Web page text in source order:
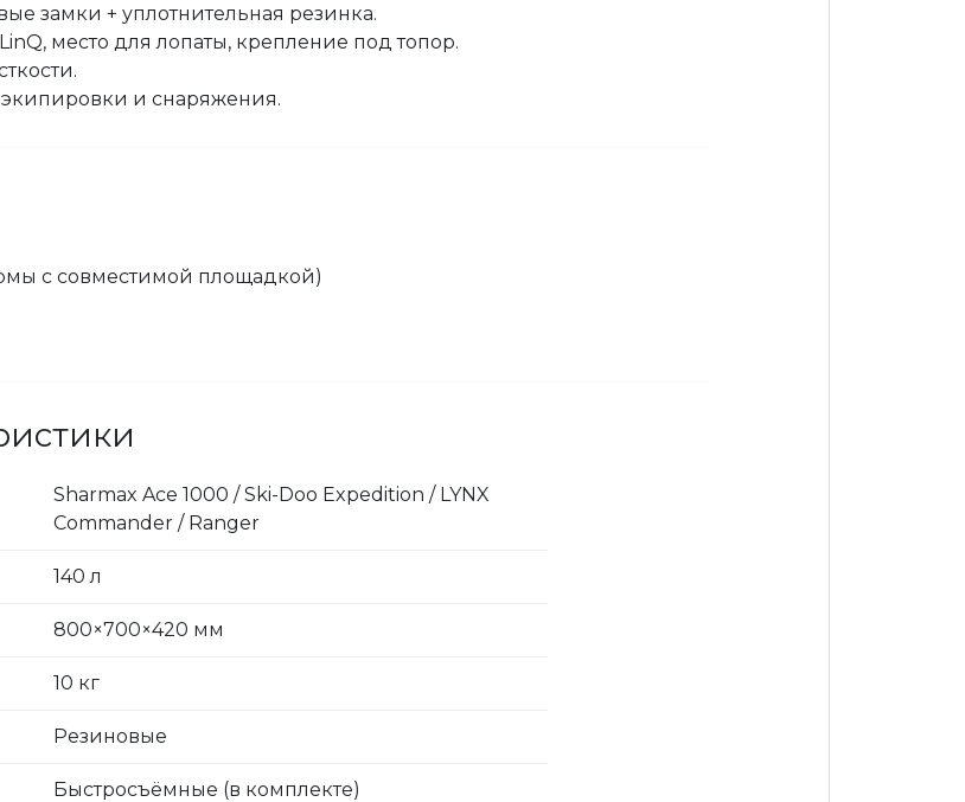
замки + уплотнительная резинка.
место для лопаты, крепление под топор.
и снаряжения.
с совместимой площадкой)
Sharmax Ace 1000 / Ski-Doo Expedition / LYNX
Commander / Ranger
140 л
800×700×420 мм
10 кг
Резиновые
Быстросъёмные (в комплекте)